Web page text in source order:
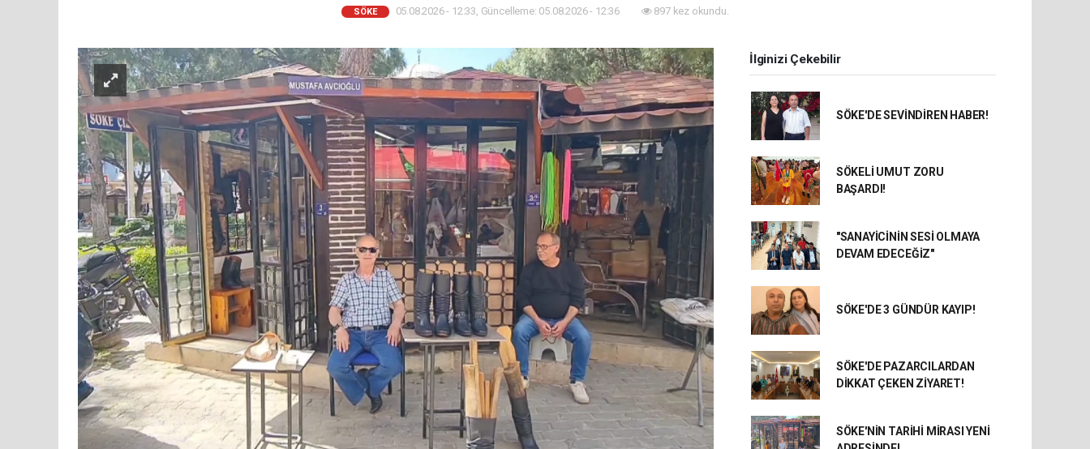
SÖKE 05.08.2026 - 12:33, Güncelleme: 05.08.2026 - 12:36 897 kez okundu.
İlginizi Çekebilir
SÖKE'DE SEVİNDİREN HABER!
SÖKELİ UMUT ZORU
BAŞARDI!
"SANAYİCİNİN SESİ OLMAYA
DEVAM EDECEĞİZ"
SÖKE'DE 3 GÜNDÜR KAYIP!
SÖKE'DE PAZARCILARDAN
DİKKAT ÇEKEN ZİYARET!
SÖKE'NİN TARİHİ MİRASI YENİ